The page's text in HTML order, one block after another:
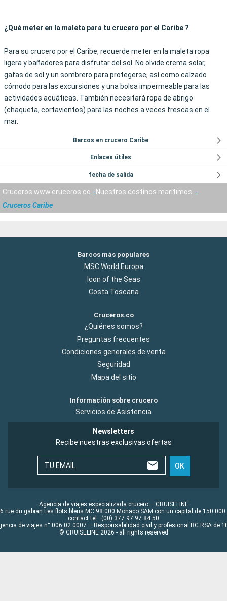
¿Qué meter en la maleta para tu crucero por el Caribe ?
Para su crucero por el Caribe, recuerde meter en la maleta ropa
ligera y bañadores para disfrutar del sol. No olvide crema solar,
gafas de sol y un sombrero para protegerse, así como calzado
cómodo para las excursiones y una bolsa impermeable para las
actividades acuáticas. También necesitará ropa de abrigo
(chaqueta, cortavientos) para las noches a veces frescas en el
mar.
Barcos en crucero Caribe
Enlaces útiles
fecha de salida
Cruceros www.cruceros.co
Nuestros destinos marítimos
Cruceros Caribe
Barcos más populares
MSC World Europa
Icon of the Seas
Costa Toscana
Cruceros.co
¿Quiénes somos?
Preguntas frecuentes
Condiciones generales de venta
Seguridad
Mapa del sitio
Información sobre crucero
Servicios de Asistencia
Newsletters
Recibe nuestras exclusivas ofertas
TU EMAIL OK
Agencia de viajes especializada crucero – CRUISELINE
rue du gabian Les flots bleus MC 98 000 Monaco SAM con un capital de 150 000
contact tel : (00) 377 97 97 84 50
de viajes n° 006 02 0007 – Responsabilidad civil y profesional RC RSA de
© CRUISELINE 2026 - all rights reserved